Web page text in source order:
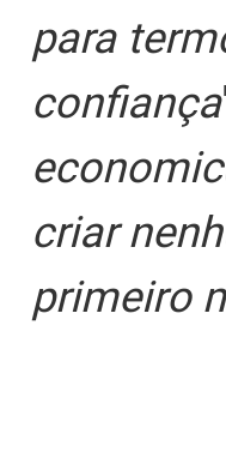
para
confiança
criar
primeiro